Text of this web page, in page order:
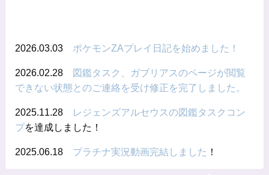
2026.03.03 ポケモンZAプレイ日記を始めました！
2026.02.28 図鑑タスク、ガブリアスのページが閲覧
できない状態とのご連絡を受け修正を完了しました。
2025.11.28
レジェンズアルセウスの図鑑タスクコン
プを達成しました！
2025.06.18 プラチナ実況動画完結しました ！